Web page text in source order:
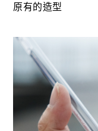
原有的造型